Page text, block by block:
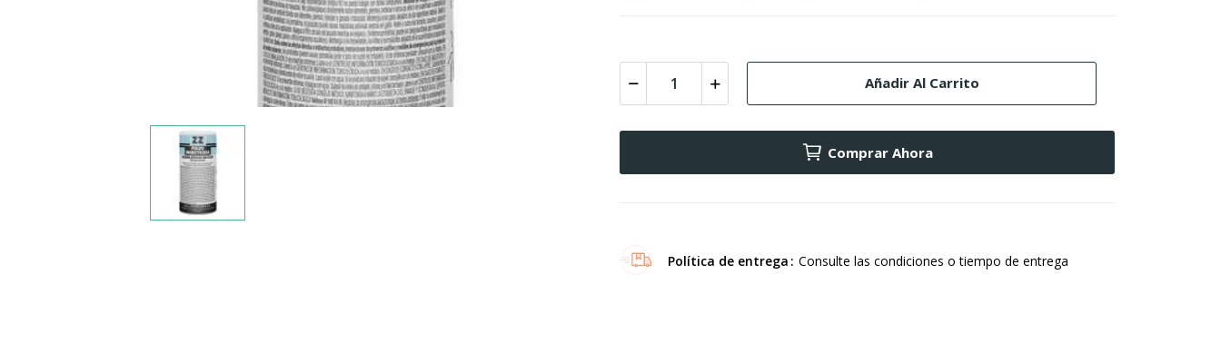
Añadir Al Carrito
Comprar Ahora
Política de entrega Consulte las condiciones o tiempo de entrega